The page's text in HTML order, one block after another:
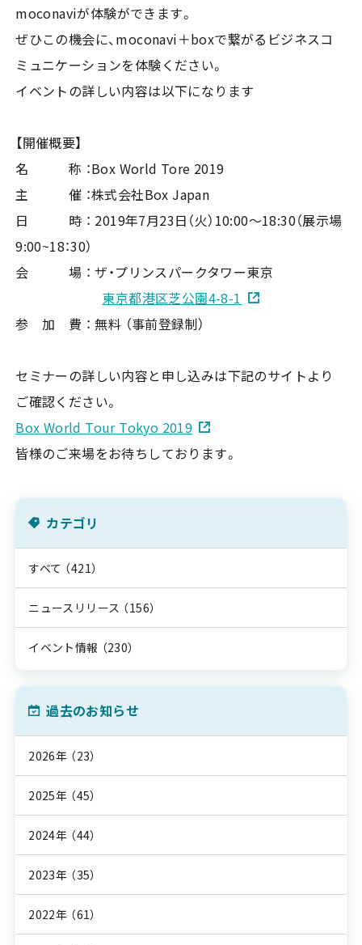
moconaviが体験ができます。
ぜひこの機会に、moconavi＋boxで繋がるビジネスコ
ミュニケーションを体験ください。
イベントの詳しい内容は以下になります
【開催概要】
名 称 ：Box World Tore 2019
主 催 ：株式会社Box Japan
日 時 ： 2019年7月23日（火）10:00～18:30（展示場
9:00~18：30）
会 場 ： ザ・プリンスパークタワー東京
東京都港区芝公園4-8-1
参 加 費 ： 無料 （事前登録制）
セミナーの詳しい内容と申し込みは下記のサイトより
ご確認ください。
Box World Tour Tokyo 2019
皆様のご来場をお待ちしております。
カテゴリ
すべて （421）
ニュースリリース （156）
イベント情報 （230）
過去のお知らせ
2026年 （23）
2025年 （45）
2024年 （44）
2023年 （35）
2022年 （61）